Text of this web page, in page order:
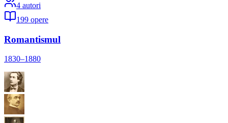
4 autori
199 opere
Romantismul
1830–1880